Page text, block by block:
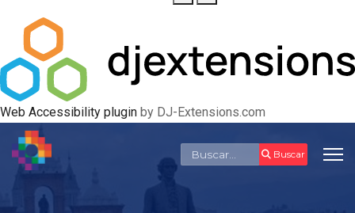
Web Accessibility plugin by DJ-Extensions.com
Buscar Buscar